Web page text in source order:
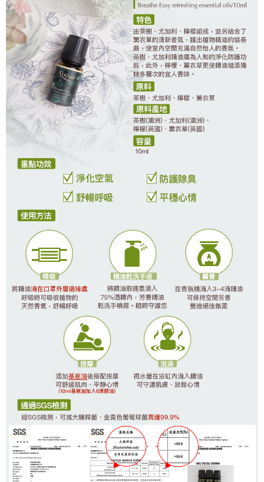
每筆NT$80，滿NT$2,000(含以上)免運費
離島宅配
每筆NT$120，滿NT$2,000(含以上)免運費
海外國家/配送 查看運費